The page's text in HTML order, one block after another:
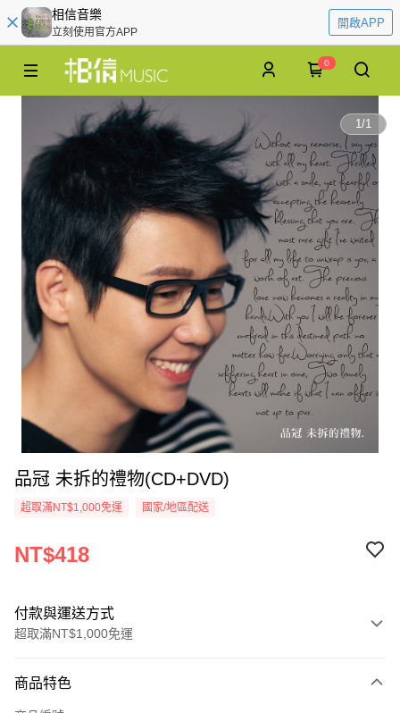
相信音樂
立刻使用官方APP
開啟APP
0
1/1
品冠 未拆的禮物(CD+DVD)
超取滿NT$1,000免運 國家/地區配送
NT$418
付款與運送方式
超取滿NT$1,000免運
信用卡一次付款
商品特色